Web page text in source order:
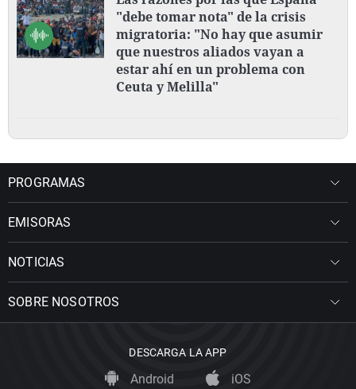
"debe tomar nota" de la crisis
migratoria: "No hay que asumir
que nuestros aliados vayan a
estar ahí en un problema con
Ceuta y Melilla"
PROGRAMAS
EMISORAS
NOTICIAS
SOBRE NOSOTROS
DESCARGA LA APP
Android iOS